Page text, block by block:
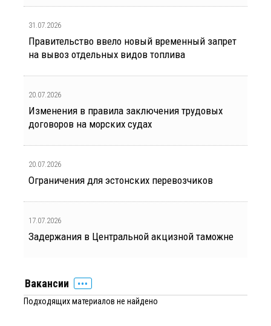
31.07.2026
Правительство ввело новый временный запрет
на вывоз отдельных видов топлива
20.07.2026
Изменения в правила заключения трудовых
договоров на морских судах
20.07.2026
Ограничения для эстонских перевозчиков
17.07.2026
Задержания в Центральной акцизной таможне
Вакансии
Подходящих материалов не найдено